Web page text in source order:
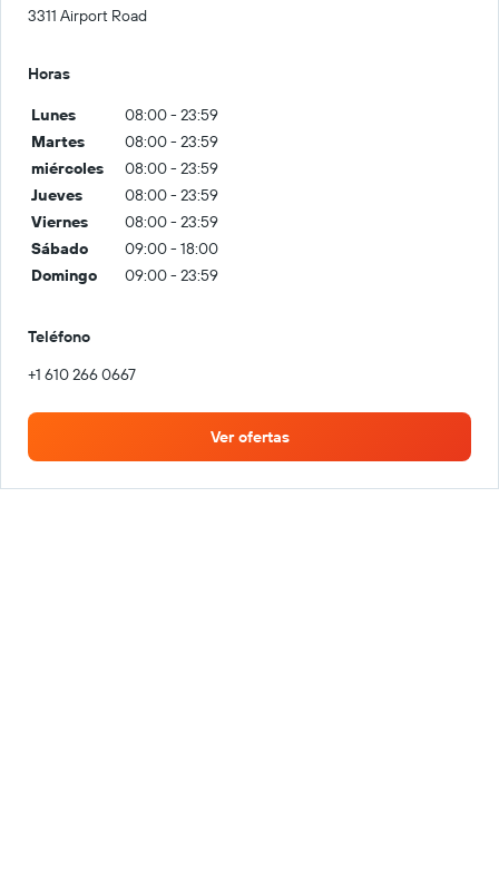
3311 Airport Road
Horas
Lunes
08:00 - 23:59
Martes
08:00 - 23:59
miércoles
08:00 - 23:59
Jueves
08:00 - 23:59
Viernes
08:00 - 23:59
Sábado
09:00 - 18:00
Domingo
09:00 - 23:59
Teléfono
+1 610 266 0667
Ver ofertas